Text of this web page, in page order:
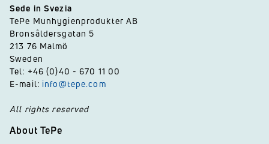
Sede in Svezia
TePe Munhygienprodukter AB
Bronsåldersgatan 5
213 76 Malmö
Sweden
Tel: +46 (0)40 - 670 11 00
E-mail: info@tepe.com
All rights reserved
About TePe